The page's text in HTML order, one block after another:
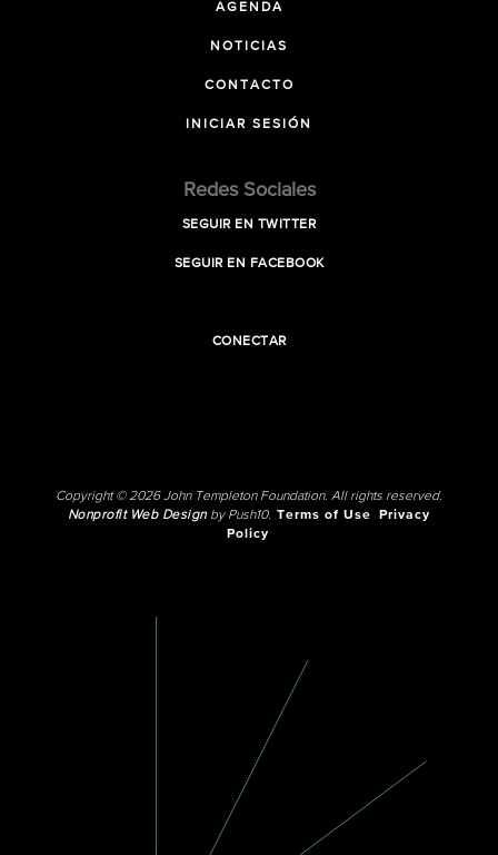
AGENDA
NOTICIAS
CONTACTO
INICIAR SESIÓN
Redes Sociales
SEGUIR EN TWITTER
SEGUIR EN FACEBOOK
CONECTAR
Copyright © 2026 John Templeton Foundation. All rights reserved.
Nonprofit Web Designby Push10. Terms of Use
Privacy
Policy